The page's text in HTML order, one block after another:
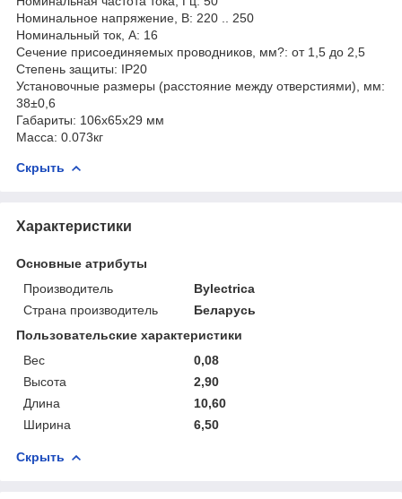
Номинальное напряжение, В: 220 .. 250
Номинальный ток, А: 16
Сечение присоединяемых проводников, мм?: от 1,5 до 2,5
Степень защиты: IP20
Установочные размеры (расстояние между отверстиями), мм:
38±0,6
Габариты: 106x65x29 мм
Масса: 0.073кг
Скрыть
Характеристики
Основные атрибуты
Производитель
Bylectrica
Страна производитель
Беларусь
Пользовательские характеристики
Вес
0,08
Высота
2,90
Длина
10,60
Ширина
6,50
Скрыть